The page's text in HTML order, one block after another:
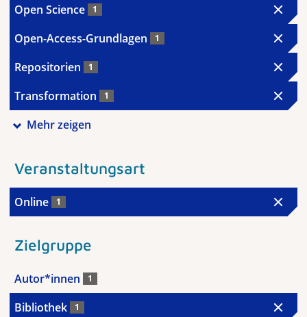
Open Science 1
Open-Access-Grundlagen 1
Repositorien 1
Transformation 1
Mehr zeigen
Veranstaltungsart
Online 1
Zielgruppe
Autor*innen 1
Bibliothek 1